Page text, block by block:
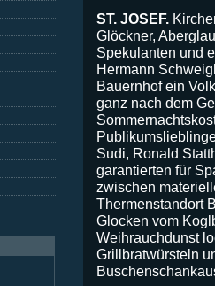
ST. JOSEF.
Glöckner,
Spekulanten und
Hermann
Bauernhof ein
ganz nach dem
Sudi, Ronald
garantierten für
zwischen
Thermenstandort
Glocken vom
Weihrauchdunst
Grillbratwürsteln